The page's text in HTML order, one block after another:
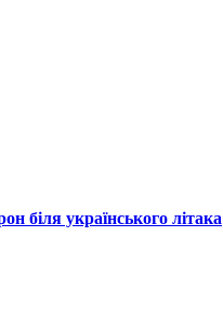
біля українського літака